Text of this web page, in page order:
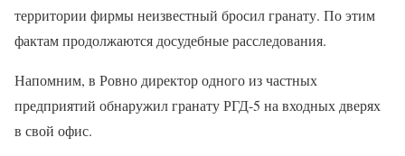
территории фирмы неизвестный бросил гранату. По этим
фактам продолжаются досудебные расследования.
Напомним, в Ровно директор одного из частных
предприятий обнаружил гранату РГД-5 на входных дверях
в свой офис.